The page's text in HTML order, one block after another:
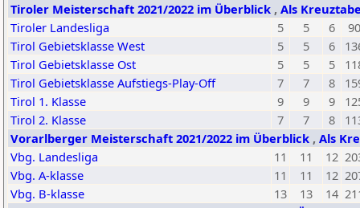
Tiroler Meisterschaft 2021/2022 im Überblick , Als
Tiroler Landesliga
5 5 6
90
Tirol Gebietsklasse West
5 5 6
Tirol Gebietsklasse Ost
5 5 5
Tirol Gebietsklasse Aufstiegs-Play-Off
7 7 8
Tirol 1. Klasse
9 9 9
Tirol 2. Klasse
7 7 8
Vorarlberger Meisterschaft 2021/2022 im Überblick , Als
Vbg. Landesliga
11 11 12
Vbg. A-klasse
11 11 12
Vbg. B-klasse
13 13 14